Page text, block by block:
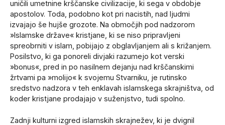
uničili umetnine krščanske civilizacije, ki sega v obdobje
apostolov. Toda, podobno kot pri nacistih, nad ljudmi
izvajajo še hujše grozote. Na območjih pod nadzorom
»Islamske države« kristjane, ki se niso pripravljeni
spreobrniti v islam, pobijajo z obglavljanjem ali s križanjem.
Posilstvo, ki ga ponoreli divjaki razumejo kot verski
»bonus«, pred in po nasilnem dejanju nad krščanskimi
žrtvami pa »molijo« k svojemu Stvarniku, je rutinsko
sredstvo nadzora v teh enklavah islamskega skrajništva, od
koder kristjane prodajajo v suženjstvo, tudi spolno.
Zadnji kulturni izgred islamskih skrajnežev, ki je dvignil